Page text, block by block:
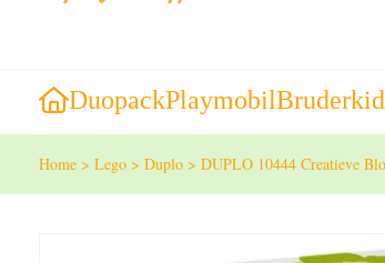
DuopackPlaymobilBruder
Home > Lego > Duplo > DUPLO 10444 Creatieve